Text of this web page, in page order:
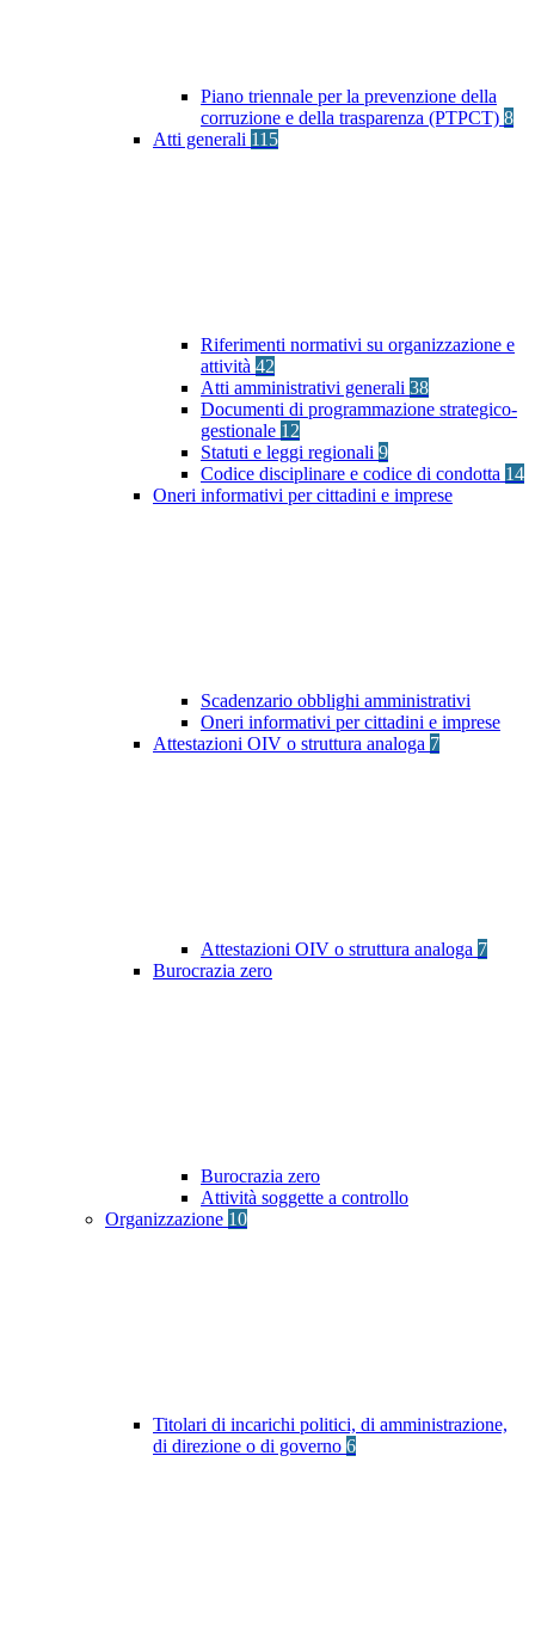
Piano triennale per la prevenzione della
corruzione e della trasparenza (PTPCT) 8
Atti generali 115
Riferimenti normativi su organizzazione e
attività 42
Atti amministrativi generali 38
Documenti di programmazione strategico-
gestionale 12
Statuti e leggi regionali 9
Codice disciplinare e codice di condotta 14
Oneri informativi per cittadini e imprese
Scadenzario obblighi amministrativi
Oneri informativi per cittadini e imprese
Attestazioni OIV o struttura analoga 7
Attestazioni OIV o struttura analoga 7
Burocrazia zero
Burocrazia zero
Attività soggette a controllo
Organizzazione 10
Titolari di incarichi politici, di amministrazione,
di direzione o di governo 6